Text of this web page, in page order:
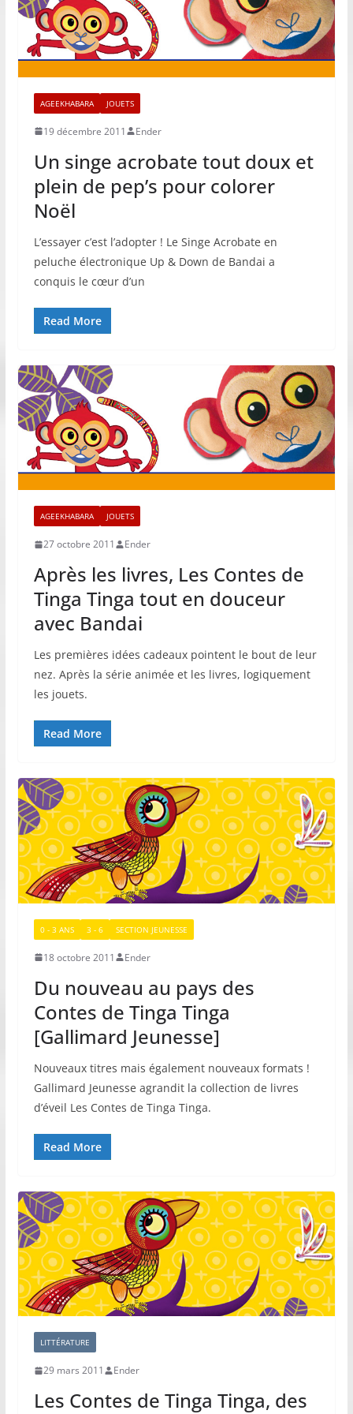
AGEEKHABARA JOUETS
19 décembre 2011 Ender
Un singe acrobate tout doux et
plein de pep’s pour colorer
Noël
L’essayer c’est l’adopter ! Le Singe Acrobate en
peluche électronique Up & Down de Bandai a
conquis le cœur d’un
Read More
AGEEKHABARA JOUETS
27 octobre 2011 Ender
Après les livres, Les Contes de
Tinga Tinga tout en douceur
avec Bandai
Les premières idées cadeaux pointent le bout de leur
nez. Après la série animée et les livres, logiquement
les jouets.
Read More
0 - 3 ANS 3 - 6 SECTION JEUNESSE
18 octobre 2011 Ender
Du nouveau au pays des
Contes de Tinga Tinga
[Gallimard Jeunesse]
Nouveaux titres mais également nouveaux formats !
Gallimard Jeunesse agrandit la collection de livres
d’éveil Les Contes de Tinga Tinga.
Read More
LITTÉRATURE
29 mars 2011 Ender
Les Contes de Tinga Tinga, des